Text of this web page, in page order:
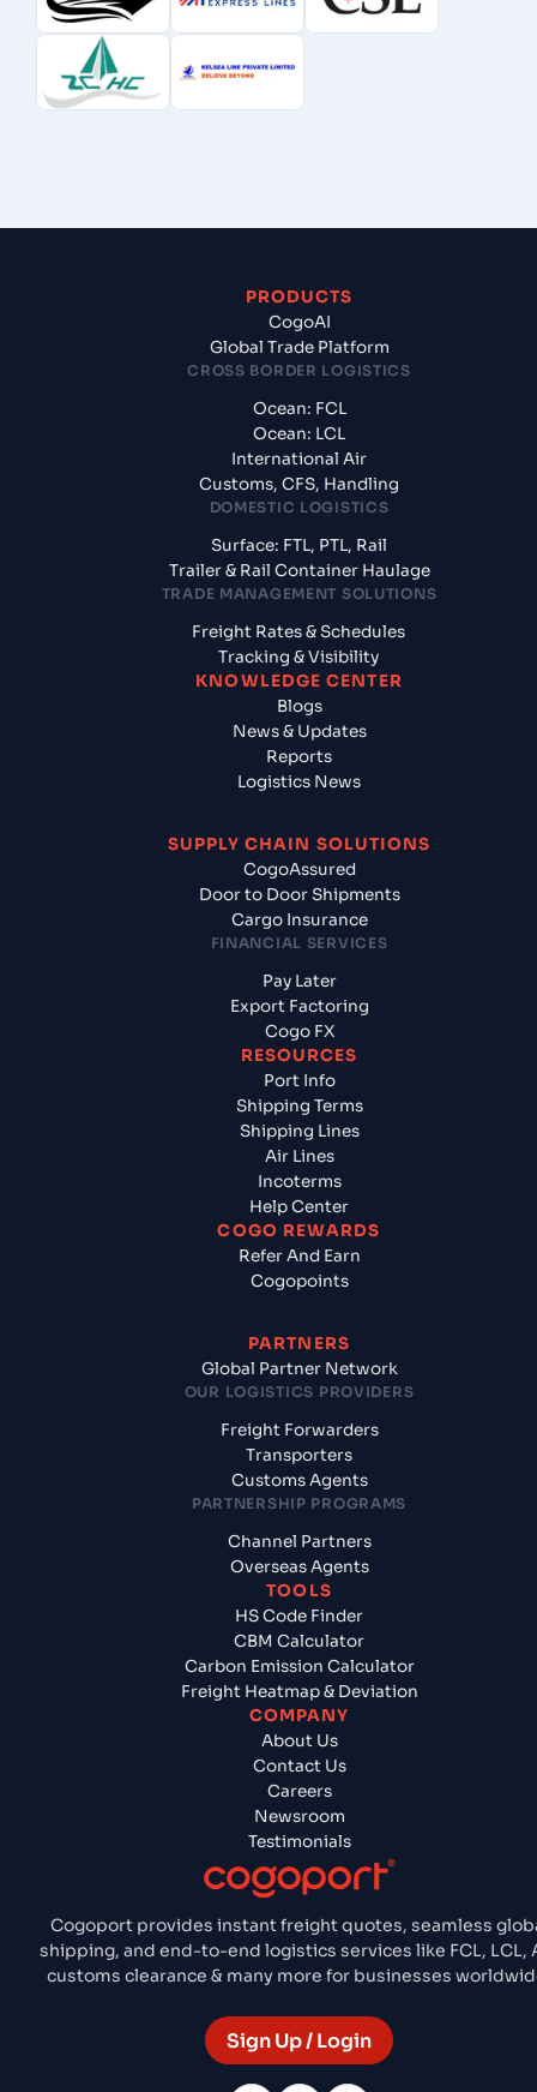
Cogoport provides instant freight quotes, seamless
shipping, and end-to-end logistics services like FCL, LCL,
customs clearance & many more for businesses
Sign Up / Login
PRODUCTS
CogoAI
Global Trade Platform
CROSS BORDER LOGISTICS
Ocean: FCL
Ocean: LCL
International Air
Customs, CFS, Handling
DOMESTIC LOGISTICS
Surface: FTL, PTL, Rail
Trailer & Rail Container Haulage
TRADE MANAGEMENT SOLUTIONS
Freight Rates & Schedules
Tracking & Visibility
KNOWLEDGE CENTER
Blogs
News & Updates
Reports
Logistics News
SUPPLY CHAIN SOLUTIONS
CogoAssured
Door to Door Shipments
Cargo Insurance
FINANCIAL SERVICES
Pay Later
Export Factoring
Cogo FX
RESOURCES
Port Info
Shipping Terms
Shipping Lines
Air Lines
Incoterms
Help Center
COGO REWARDS
Refer And Earn
Cogopoints
PARTNERS
Global Partner Network
OUR LOGISTICS PROVIDERS
Freight Forwarders
Transporters
Customs Agents
PARTNERSHIP PROGRAMS
Channel Partners
Overseas Agents
TOOLS
HS Code Finder
CBM Calculator
Carbon Emission Calculator
Freight Heatmap & Deviation
COMPANY
About Us
Contact Us
Careers
Newsroom
Testimonials